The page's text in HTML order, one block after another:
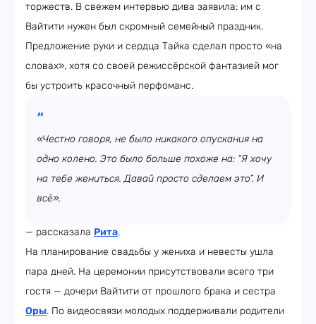
торжеств. В свежем интервью дива заявила: им с
Вайтити нужен был скромный семейный праздник.
Предложение руки и сердца Тайка сделал просто «на
словах», хотя со своей режиссёрской фантазией мог
бы устроить красочный перфоманс.
«Честно говоря, не было никакого опускания на
одно колено. Это было больше похоже на: “Я хочу
на тебе жениться. Давай просто сделаем это”. И
всё»,
— рассказала Рита.
На планирование свадьбы у жениха и невесты ушла
пара дней. На церемонии присутствовали всего три
гостя — дочери Вайтити от прошлого брака и сестра
Оры. По видеосвязи молодых поддерживали родители